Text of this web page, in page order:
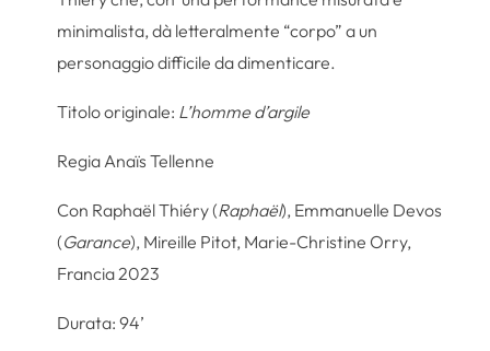
minimalista, dà letteralmente “corpo” a un
personaggio difficile da dimenticare.
Titolo originale: L’homme d’argile
Regia Anaïs Tellenne
Con Raphaël Thiéry (Raphaël), Emmanuelle Devos
(Garance), Mireille Pitot, Marie-Christine Orry,
Francia 2023
Durata: 94’